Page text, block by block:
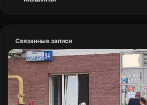
Связанные записи